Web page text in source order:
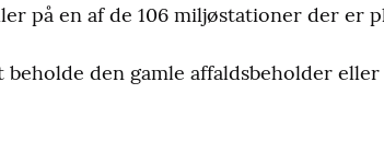
på en af de 106 miljøstationer der er
beholde den gamle affaldsbeholder